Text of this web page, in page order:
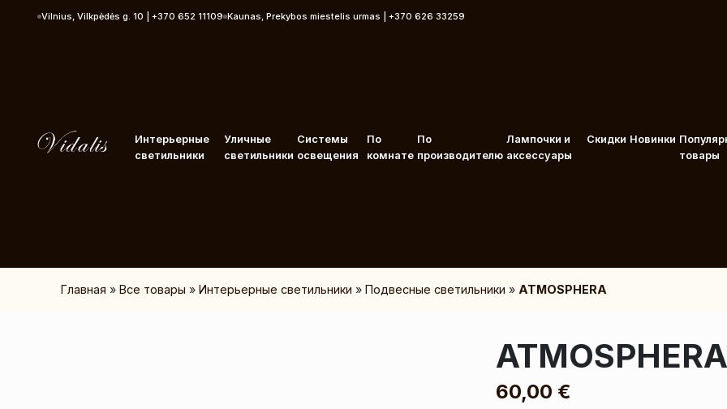
Vilnius, Vilkpėdės g. 10 | +370 652 11109 Kaunas, Prekybos miestelis urmas | +370 626 33259
Интерьерные
светильники
Уличные
светильники
Системы
освещения
По
комнате
По
производителю
Лампочки и
аксессуары
Скидки Новинки
товары
Главная » Все товары » Интерьерные светильники » Подвесные светильники » ATMOSPHERA
60,00 €